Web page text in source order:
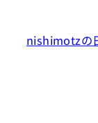
nishimotzの